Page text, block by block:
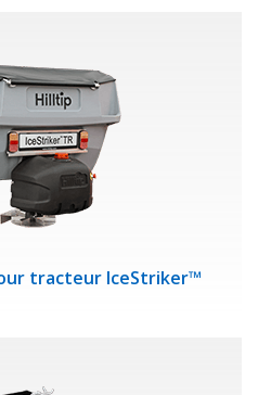
tracteur IceStriker™